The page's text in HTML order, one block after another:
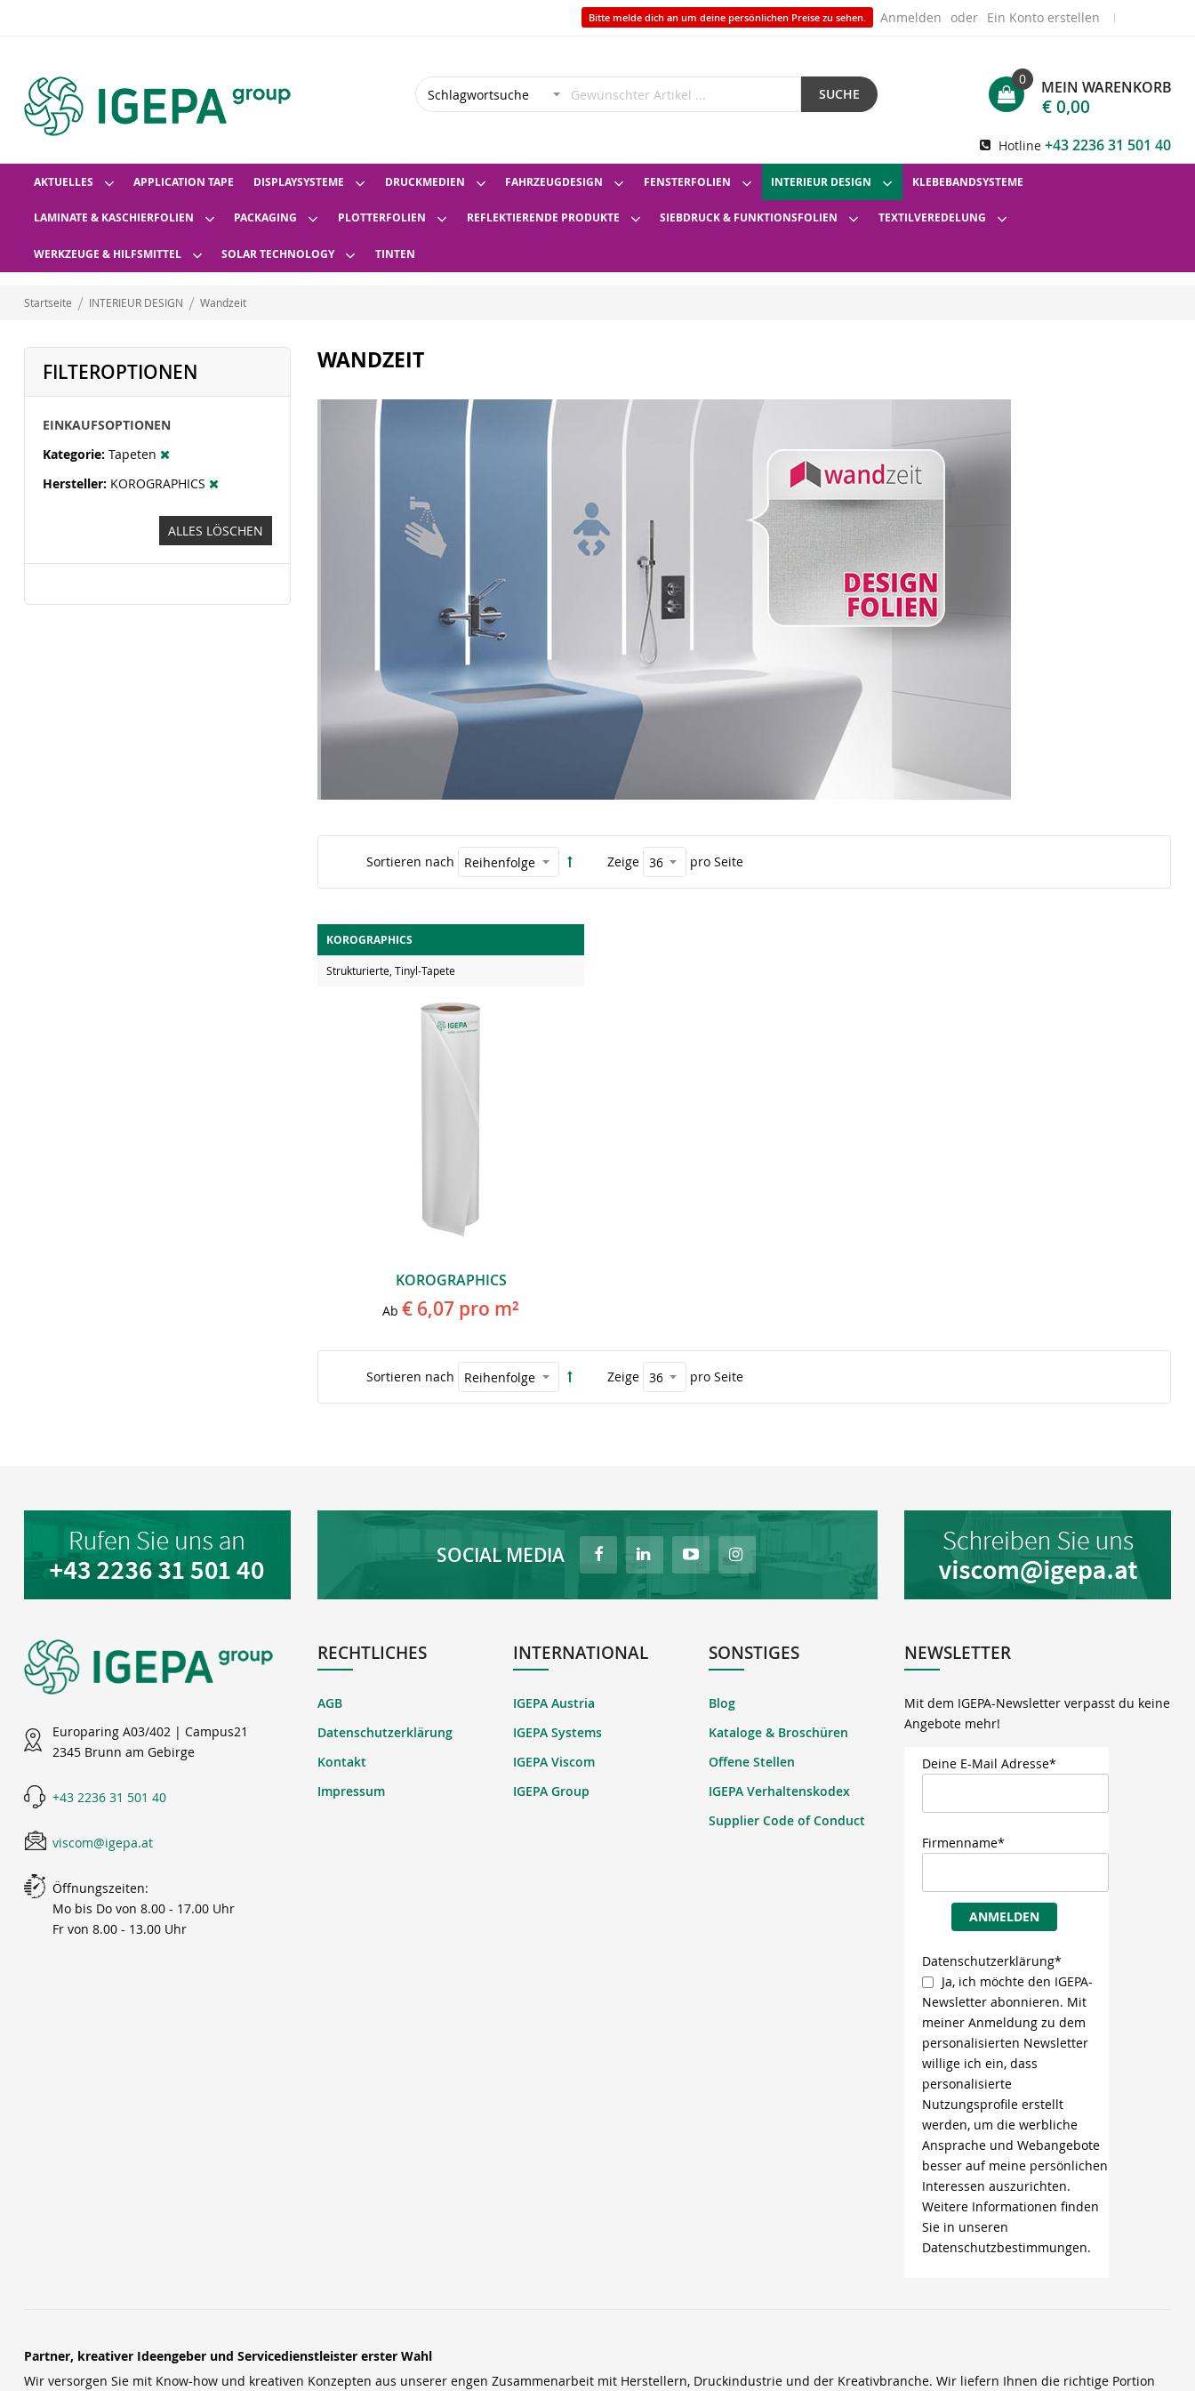
Bitte melde dich an um deine persönlichen Preise zu sehen. Anmelden Ein Konto erstellen
SUCHE MEIN WARENKORB
0
€ 0,00
Hotline +43 2236 31 501 40
AKTUELLES APPLICATION TAPE DISPLAYSYSTEME DRUCKMEDIEN FAHRZEUGDESIGN FENSTERFOLIEN INTERIEUR DESIGN KLEBEBANDSYSTEME
LAMINATE & KASCHIERFOLIEN PACKAGING PLOTTERFOLIEN REFLEKTIERENDE PRODUKTE SIEBDRUCK & FUNKTIONSFOLIEN TEXTILVEREDELUNG
WERKZEUGE & HILFSMITTEL SOLAR TECHNOLOGY TINTEN
Startseite INTERIEUR DESIGN Wandzeit
WANDZEIT
Sortieren nach Zeige pro Seite
KOROGRAPHICS
Strukturierte, Tinyl-Tapete
KOROGRAPHICS
Ab € 6,07 pro m²
Sortieren nach Zeige pro Seite
FILTEROPTIONEN
EINKAUFSOPTIONEN
Kategorie Tapeten
Hersteller KOROGRAPHICS
ALLES LÖSCHEN
SOCIAL MEDIA
Europaring A03/402 | Campus21
2345 Brunn am Gebirge
+43 2236 31 501 40
viscom@igepa.at
Öffnungszeiten:
Mo bis Do von 8.00 - 17.00 Uhr
Fr von 8.00 - 13.00 Uhr
RECHTLICHES
AGB
Datenschutzerklärung
Kontakt
Impressum
INTERNATIONAL
IGEPA Austria
IGEPA Systems
IGEPA Viscom
IGEPA Group
SONSTIGES
Blog
Kataloge & Broschüren
Offene Stellen
IGEPA Verhaltenskodex
Supplier Code of Conduct
NEWSLETTER
Mit dem IGEPA-Newsletter verpasst du keine
Angebote mehr!
Deine E-Mail Adresse*
Firmenname*
ANMELDEN
Datenschutzerklärung*
Ja, ich möchte den IGEPA-
Newsletter abonnieren. Mit
meiner Anmeldung zu dem
personalisierten Newsletter
willige ich ein, dass
personalisierte
Nutzungsprofile erstellt
werden, um die werbliche
Ansprache und Webangebote
besser auf meine persönlichen
Interessen auszurichten.
Weitere Informationen finden
Sie in unseren
Datenschutzbestimmungen.
Partner, kreativer Ideengeber und Servicedienstleister erster Wahl
Wir versorgen Sie mit Know-how und kreativen Konzepten aus unserer engen Zusammenarbeit mit Herstellern, Druckindustrie und der Kreativbranche. Wir liefern Ihnen die richtige Portion